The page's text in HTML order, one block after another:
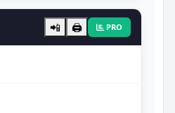
📲 🖨️ PRO